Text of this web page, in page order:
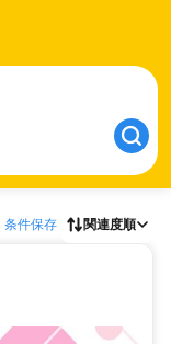
条件保存 関連度順